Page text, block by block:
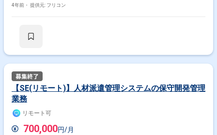
4年前・ 提供元: フリコン
【SE(リモート)】人材派遣管理システムの保守開発管理
業務
リモート可
700,000円/月